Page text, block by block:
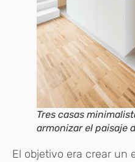
Tres casas
armonizar el paisaje
El objetivo era crear un